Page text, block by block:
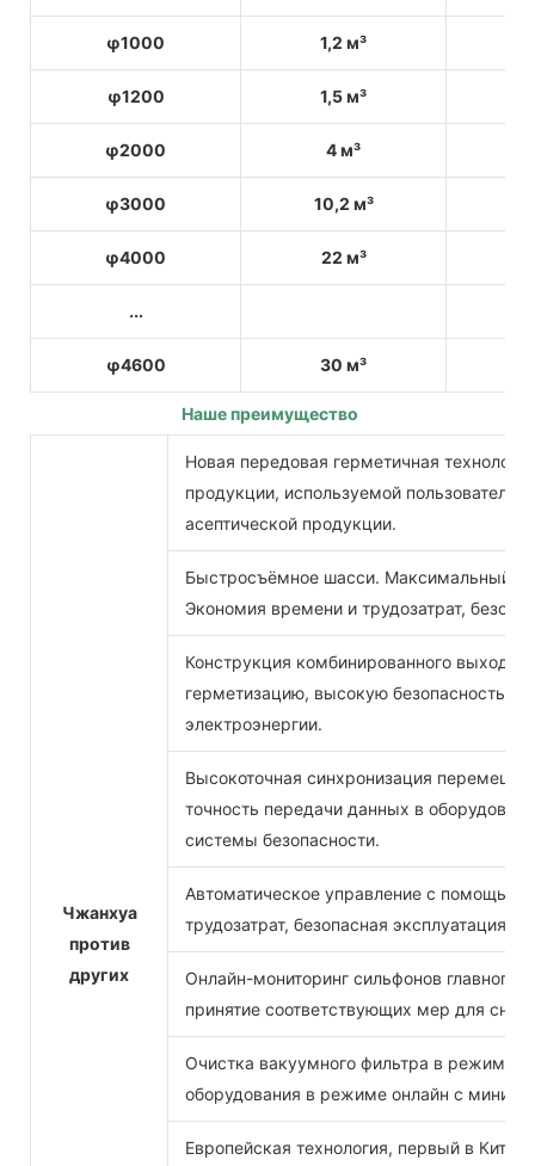
φ1000 1,2 м³
φ1200 1,5 м³
φ2000 4 м³
φ3000 10,2 м³
φ4000 22 м³
...
φ4600 30 м³
Наше преимущество
Чжанхуа
против
других
Новая передовая герметичная
продукции, используемой
асептической продукции.
Быстросъёмное шасси. Максимальный
Экономия времени и трудозатрат,
Конструкция комбинированного
герметизацию, высокую безопасность и
электроэнергии.
Высокоточная синхронизация
точность передачи данных в
системы безопасности.
Автоматическое управление с
трудозатрат, безопасная эксплуатация,
Онлайн-мониторинг сильфонов главного
принятие соответствующих мер для
Очистка вакуумного фильтра в режиме
оборудования в режиме онлайн с
Европейская технология, первый в